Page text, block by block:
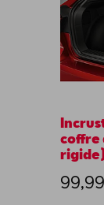
coffre
rigide)